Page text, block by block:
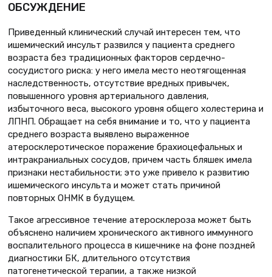
ОБСУЖДЕНИЕ
Приведенный клинический случай интересен тем, что
ишемический инсульт развился у пациента среднего
возраста без традиционных факторов сердечно-
сосудистого риска: у него имела место неотягощенная
наследственность, отсутствие вредных привычек,
повышенного уровня артериального давления,
избыточного веса, высокого уровня общего холестерина и
ЛПНП. Обращает на себя внимание и то, что у пациента
среднего возраста выявлено выраженное
атеросклеротическое поражение брахиоцефальных и
интракраниальных сосудов, причем часть бляшек имела
признаки нестабильности; это уже привело к развитию
ишемического инсульта и может стать причиной
повторных ОНМК в будущем.
Такое агрессивное течение атеросклероза может быть
объяснено наличием хронического активного иммунного
воспалительного процесса в кишечнике на фоне поздней
диагностики БК, длительного отсутствия
патогенетической терапии, а также низкой